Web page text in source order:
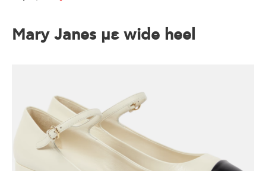
Mary Janes με wide heel